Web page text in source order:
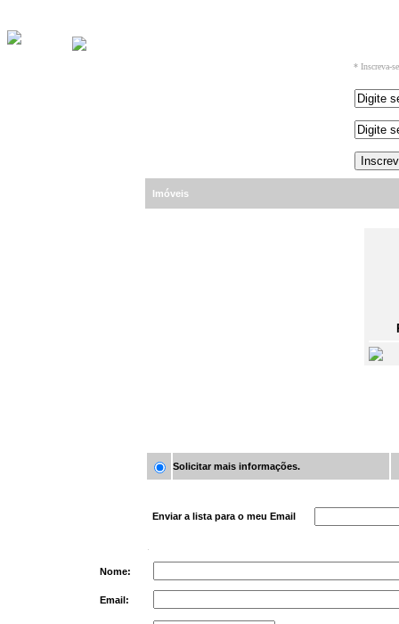
* Inscreva-
Imóveis
Solicitar mais informações.
Enviar a lista para o meu Email
Nome:
Email: